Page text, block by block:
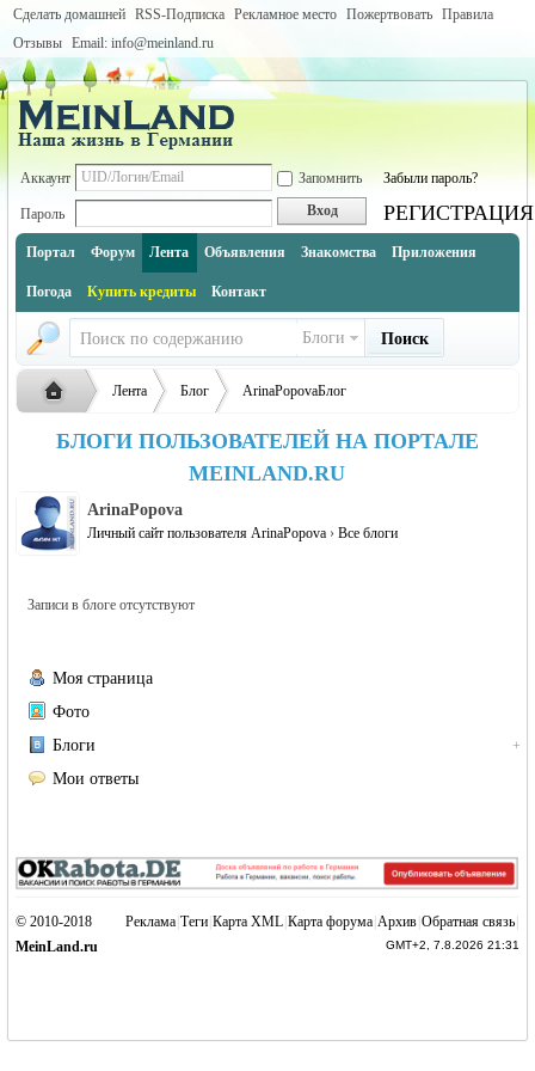
Сделать домашней RSS-Подписка Рекламное место Пожертвовать Правила
Отзывы Email: info@meinland.ru
Аккаунт Запомнить Забыли пароль?
Пароль Вход РЕГИСТРАЦИЯ
Портал Форум Лента Объявления Знакомства Приложения
Погода Купить кредиты Контакт
Блоги Поиск
Лента Блог ArinaPopovaБлог
БЛОГИ ПОЛЬЗОВАТЕЛЕЙ НА ПОРТАЛЕ
MEINLAND.RU
ArinaPopova
Личный сайт пользователя ArinaPopova › Все блоги
Записи в блоге отсутствуют
Моя страница
Фото
+
Блоги
Мои ответы
Реклама Теги Карта XML Карта форума Архив Обратная связь
GMT+2, 7.8.2026 21:31
© 2010-2018
MeinLand.ru